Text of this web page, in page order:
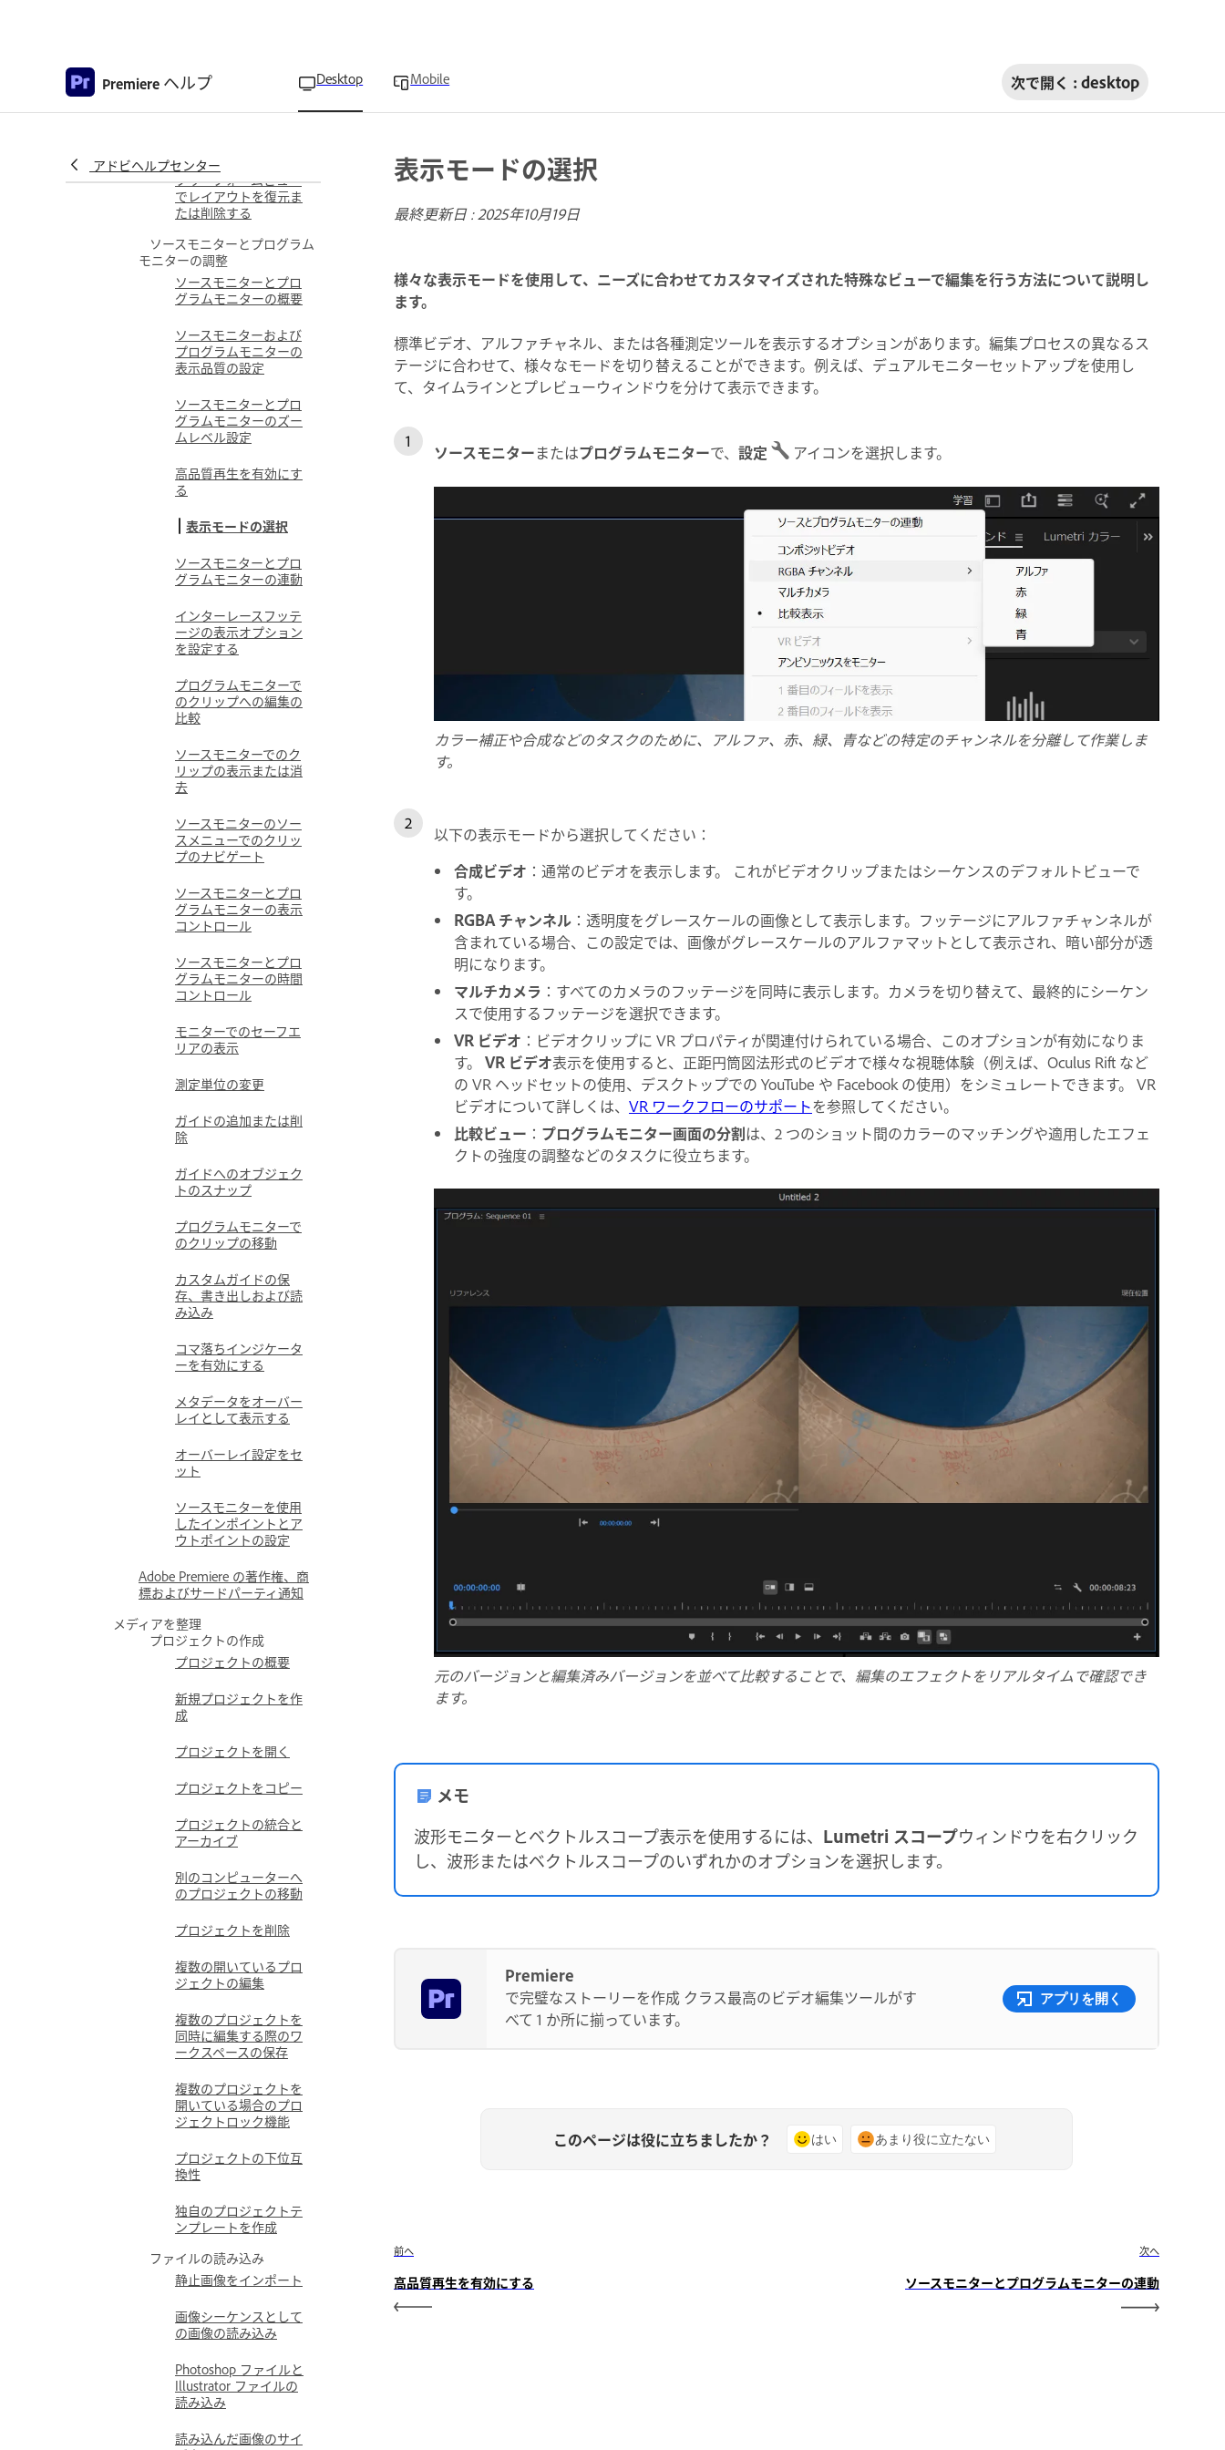
Premiere ヘルプ Desktop Mobile 次で開く : desktop
アドビヘルプセンター
プロジェクトパネルの
位置のカスタマイズ
プロジェクトパネルの
フリーフォームビュー
でレイアウトを復元ま
たは削除する
ソースモニターとプログラム
モニターの調整
ソースモニターとプロ
グラムモニターの概要
ソースモニターおよび
プログラムモニターの
表示品質の設定
ソースモニターとプロ
グラムモニターのズー
ムレベル設定
高品質再生を有効にす
る
表示モードの選択
ソースモニターとプロ
グラムモニターの連動
インターレースフッテ
ージの表示オプション
を設定する
プログラムモニターで
のクリップへの編集の
比較
ソースモニターでのク
リップの表示または消
去
ソースモニターのソー
スメニューでのクリッ
プのナビゲート
ソースモニターとプロ
グラムモニターの表示
コントロール
ソースモニターとプロ
グラムモニターの時間
コントロール
モニターでのセーフエ
リアの表示
測定単位の変更
ガイドの追加または削
除
ガイドへのオブジェク
トのスナップ
プログラムモニターで
のクリップの移動
カスタムガイドの保
存、書き出しおよび読
み込み
コマ落ちインジケータ
ーを有効にする
メタデータをオーバー
レイとして表示する
オーバーレイ設定をセ
ット
ソースモニターを使用
したインポイントとア
ウトポイントの設定
Adobe Premiere の著作権、商
標およびサードパーティ通知
メディアを整理
プロジェクトの作成
プロジェクトの概要
新規プロジェクトを作
成
プロジェクトを開く
プロジェクトをコピー
プロジェクトの統合と
アーカイブ
別のコンピューターへ
のプロジェクトの移動
プロジェクトを削除
複数の開いているプロ
ジェクトの編集
複数のプロジェクトを
同時に編集する際のワ
ークスペースの保存
複数のプロジェクトを
開いている場合のプロ
ジェクトロック機能
プロジェクトの下位互
換性
独自のプロジェクトテ
ンプレートを作成
ファイルの読み込み
静止画像をインポート
画像シーケンスとして
の画像の読み込み
Photoshop ファイルと
Illustrator ファイルの
読み込み
読み込んだ画像のサイ
表示モードの選択
最終更新日 :2025年10月19日
様々な表示モードを使用して、ニーズに合わせてカスタマイズされた特殊なビューで編集を行う方法について説明し
ます。
標準ビデオ、アルファチャネル、または各種測定ツールを表示するオプションがあります。編集プロセスの異なるス
テージに合わせて、様々なモードを切り替えることができます。例えば、デュアルモニターセットアップを使用し
て、タイムラインとプレビューウィンドウを分けて表示できます。
ソースモニターまたはプログラムモニターで、 設定 アイコンを選択します。
カラー補正や合成などのタスクのために、アルファ、赤、緑、青などの特定のチャンネルを分離して作業しま
す。
以下の表示モードから選択してください：
合成ビデオ ：通常のビデオを表示します。 これがビデオクリップまたはシーケンスのデフォルトビューで
す。
RGBA チャンネル ：透明度をグレースケールの画像として表示します。フッテージにアルファチャンネルが
含まれている場合、この設定では、画像がグレースケールのアルファマットとして表示され、暗い部分が透
明になります。
マルチカメラ ：すべてのカメラのフッテージを同時に表示します。カメラを切り替えて、最終的にシーケン
スで使用するフッテージを選択できます。
VR ビデオ ：ビデオクリップに VR プロパティが関連付けられている場合、このオプションが有効になりま
す。 VR ビデオ表示を使用すると、正距円筒図法形式のビデオで様々な視聴体験（例えば、Oculus Rift など
の VR ヘッドセットの使用、デスクトップでの YouTube や Facebook の使用）をシミュレートできます。 VR
ビデオについて詳しくは、 VR ワークフローのサポートを参照してください。
比較ビュー ： プログラムモニター画面の分割は、2 つのショット間のカラーのマッチングや適用したエフェ
クトの強度の調整などのタスクに役立ちます。
元のバージョンと編集済みバージョンを並べて比較することで、編集のエフェクトをリアルタイムで確認でき
ます。
メモ
波形モニターとベクトルスコープ表示を使用するには、 Lumetri スコープウィンドウを右クリック
し、波形またはベクトルスコープのいずれかのオプションを選択します。
Premiere
で完璧なストーリーを作成 クラス最高のビデオ編集ツールがす
べて 1 か所に揃っています。
アプリを開く
このページは役に立ちましたか？ はい あまり役に立たない
前へ
高品質再生を有効にする
次へ
ソースモニターとプログラムモニターの連動